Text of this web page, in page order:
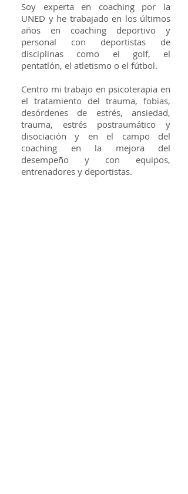
Soy experta en coaching por la
UNED y he trabajado en los últimos
años en coaching deportivo y
personal con deportistas de
disciplinas como el golf, el
pentatlón, el atletismo o el fútbol.
Centro mi trabajo en psicoterapia en
el tratamiento del trauma, fobias,
desórdenes de estrés, ansiedad,
trauma, estrés postraumático y
disociación y en el campo del
coaching en la mejora del
desempeño y con equipos,
entrenadores y deportistas.